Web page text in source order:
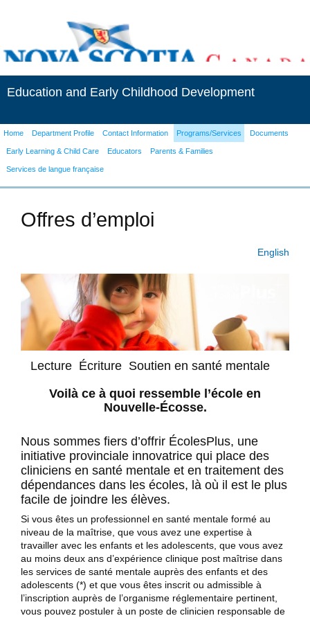
Education and Early Childhood Development
Home Department Profile Contact Information Programs/Services Documents
Early Learning & Child Care Educators Parents & Families
Services de langue française
Offres d’emploi
English
Lecture Écriture Soutien en santé mentale
Voilà ce à quoi ressemble l’école en
Nouvelle-Écosse.
Nous sommes fiers d’offrir ÉcolesPlus, une
initiative provinciale innovatrice qui place des
cliniciens en santé mentale et en traitement des
dépendances dans les écoles, là où il est le plus
facile de joindre les élèves.
Si vous êtes un professionnel en santé mentale formé au
niveau de la maîtrise, que vous avez une expertise à
travailler avec les enfants et les adolescents, que vous avez
au moins deux ans d’expérience clinique post maîtrise dans
les services de santé mentale auprès des enfants et des
adolescents (*) et que vous êtes inscrit ou admissible à
l’inscription auprès de l’organisme réglementaire pertinent,
vous pouvez postuler à un poste de clinicien responsable de